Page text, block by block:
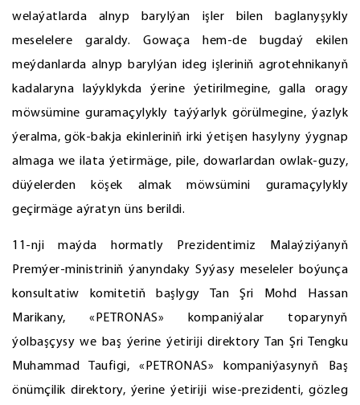
welaýatlarda alnyp barylýan işler bilen baglanyşykly
meselelere garaldy. Gowaça hem-de bugdaý ekilen
meýdanlarda alnyp barylýan ideg işleriniň agrotehnikanyň
kadalaryna laýyklykda ýerine ýetirilmegine, galla oragy
möwsümine guramaçylykly taýýarlyk görülmegine, ýazlyk
ýeralma, gök-bakja ekinleriniň irki ýetişen hasylyny ýygnap
almaga we ilata ýetirmäge, pile, dowarlardan owlak-guzy,
düýelerden köşek almak möwsümini guramaçylykly
geçirmäge aýratyn üns berildi.
11-nji maýda hormatly Prezidentimiz Malaýziýanyň
Premýer-ministriniň ýanyndaky Syýasy meseleler boýunça
konsultatiw komitetiň başlygy Tan Şri Mohd Hassan
Marikany, «PETRONAS» kompaniýalar toparynyň
ýolbaşçysy we baş ýerine ýetiriji direktory Tan Şri Tengku
Muhammad Taufigi, «PETRONAS» kompaniýasynyň Baş
önümçilik direktory, ýerine ýetiriji wise-prezidenti, gözleg